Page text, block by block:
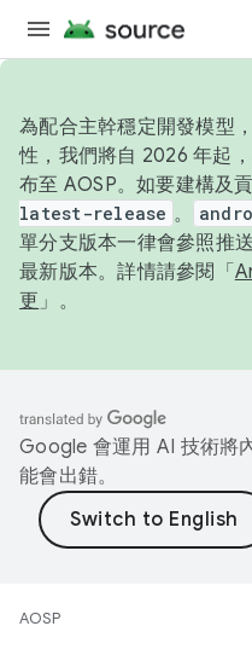
為配合主幹穩定開發模型
性，我們將自 2026 年起
布至 AOSP。如要建構及
latest-release 。
單分支版本一律會參照推
最新版本。詳情請參閱「
更 」。
Google 會運用 AI 技術將
能會出錯。
AOSP